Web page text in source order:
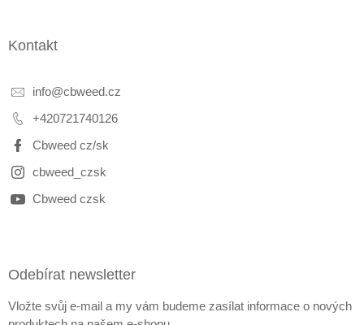
Kontakt
info@cbweed.cz
+420721740126
Cbweed cz/sk
cbweed_czsk
Cbweed czsk
Odebírat newsletter
Vložte svůj e-mail a my vám budeme zasílat informace o nových